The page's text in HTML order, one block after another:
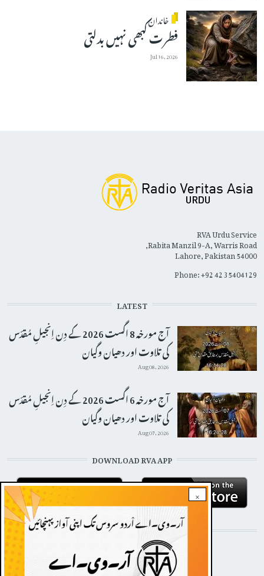
خاندان
فطرت کبھی نہیں بدلتی
Jul 16, 2026
×
RVA Urdu Service
Rabita Manzil 9-A, Warris Road,
Lahore, Pakistan 54000
Phone: +92 42 35404129
LATEST
آج مورخہ 8 اگست 2026 کے دِن اِنجیلِ مُقدّس
کی تلاوت اور دھیان وگیان
Aug 08, 2026
آج مورخہ 6 اگست 2026 کے دِن اِنجیلِ مُقدّس
کی تلاوت اور دھیان وگیان
Aug 07, 2026
DOWNLOAD RVA APP
STAY CONNECTED WITH US!